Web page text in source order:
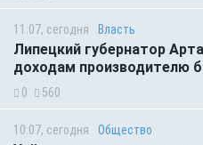
11:07, сегодня Власть
Липецкий губернатор
доходам производителю
0 560
10:07, сегодня Общество